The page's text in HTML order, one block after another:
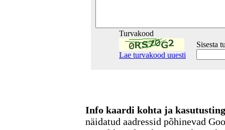
Turvakood
Lae turvakood uuesti
Sisesta
Info kaardi kohta ja
näidatud aadressid põhinevad